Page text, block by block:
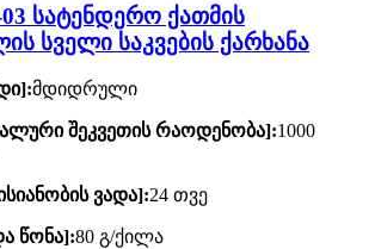
სატენდერო ქათმის
სველი საკვების ქარხანა
მდიდრული
შეკვეთის რაოდენობა]:1000
ვადა]:24 თვე
წონა]:80 გ/ქილა